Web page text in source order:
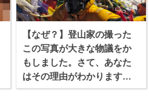
【なぜ？】登山家の撮った
この写真が大きな物議をか
もしました。さて、あなた
はその理由がわかります
か？